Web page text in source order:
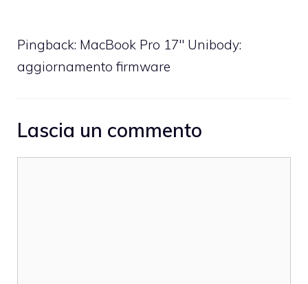
Pingback: MacBook Pro 17″ Unibody:
aggiornamento firmware
Lascia un commento